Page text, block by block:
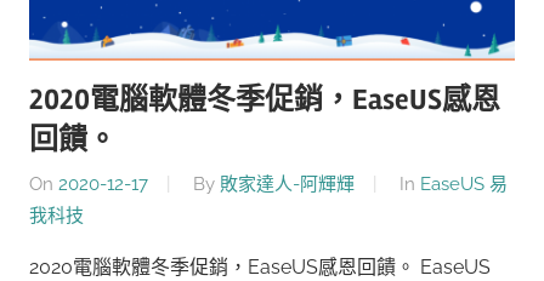
2020電腦軟體冬季促銷，EaseUS感恩
回饋。
On 2020-12-17 By 敗家達人-阿輝輝 In EaseUS 易
我科技
2020電腦軟體冬季促銷，EaseUS感恩回饋。 EaseUS